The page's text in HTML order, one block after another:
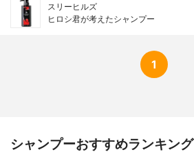
スリーヒルズ
ヒロシ君が考えたシャンプー
1
シャンプーおすすめランキング